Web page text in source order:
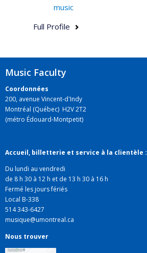
music
Full Profile
Music Faculty
Coordonnées
200, avenue Vincent-d'Indy
Montréal (Québec) H2V 2T2
(métro Édouard-Montpetit)
Accueil, billetterie et service à la clientèle :
Du lundi au vendredi
de 8 h 30 à 12 h et de 13 h 30 à 16 h
Fermé les jours fériés
Local B-338
514 343-6427
musique@umontreal.ca
Nous trouver